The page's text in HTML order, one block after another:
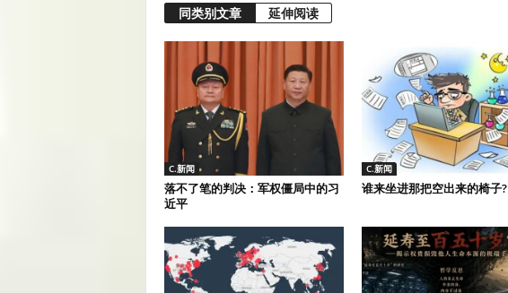
同类别文章 延伸阅读
C.新闻
落不了笔的判决：军权僵局中的习
近平
C.新闻
谁来坐进那把空出来的椅子?